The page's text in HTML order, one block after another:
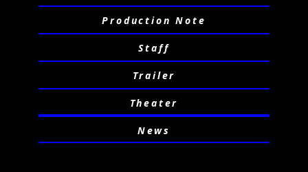
Production Note
Staff
Trailer
Theater
News